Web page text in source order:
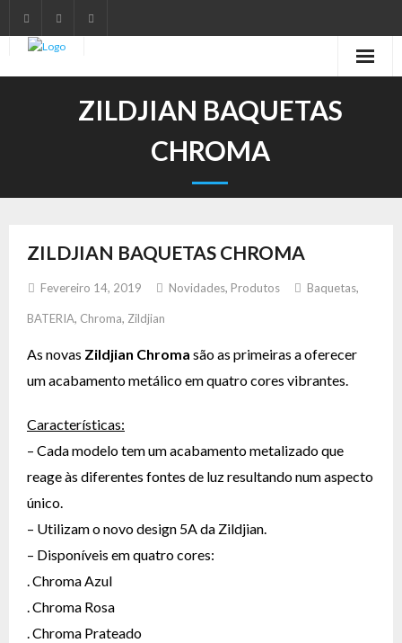
Pontos de Venda
ZILDJIAN BAQUETAS
CHROMA
ZILDJIAN BAQUETAS CHROMA
Fevereiro 14, 2019 Novidades, Produtos Baquetas,
BATERIA, Chroma, Zildjian
As novas Zildjian Chroma são as primeiras a oferecer
um acabamento metálico em quatro cores vibrantes.
Características:
– Cada modelo tem um acabamento metalizado que
reage às diferentes fontes de luz resultando num aspecto
único.
– Utilizam o novo design 5A da Zildjian.
– Disponíveis em quatro cores:
. Chroma Azul
. Chroma Rosa
. Chroma Prateado